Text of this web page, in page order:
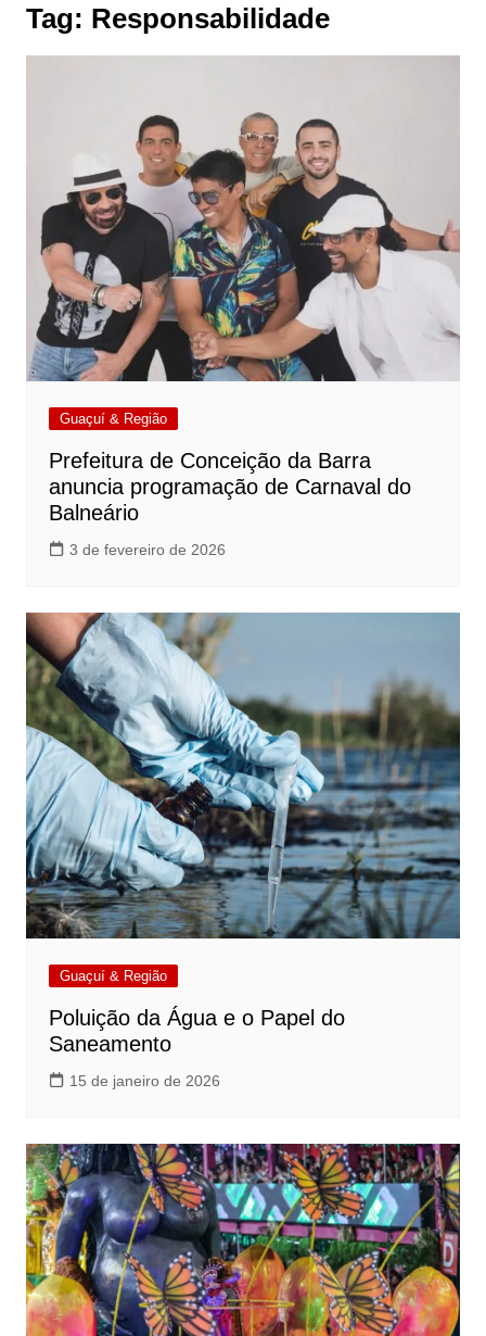
Tag: Responsabilidade
Guaçuí & Região
Prefeitura de Conceição da Barra
anuncia programação de Carnaval do
Balneário
3 de fevereiro de 2026
Guaçuí & Região
Poluição da Água e o Papel do
Saneamento
15 de janeiro de 2026